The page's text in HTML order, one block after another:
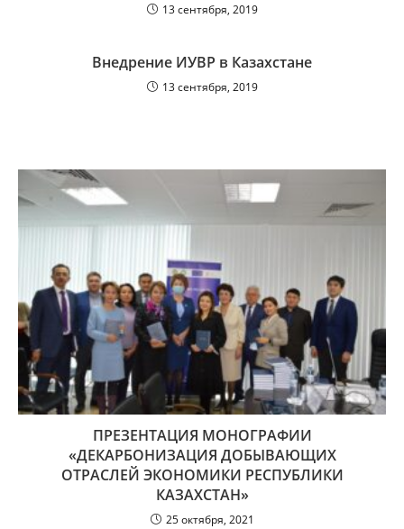
13 сентября, 2019
Внедрение ИУВР в Казахстане
13 сентября, 2019
ПРЕЗЕНТАЦИЯ МОНОГРАФИИ
«ДЕКАРБОНИЗАЦИЯ ДОБЫВАЮЩИХ
ОТРАСЛЕЙ ЭКОНОМИКИ РЕСПУБЛИКИ
КАЗАХСТАН»
25 октября, 2021